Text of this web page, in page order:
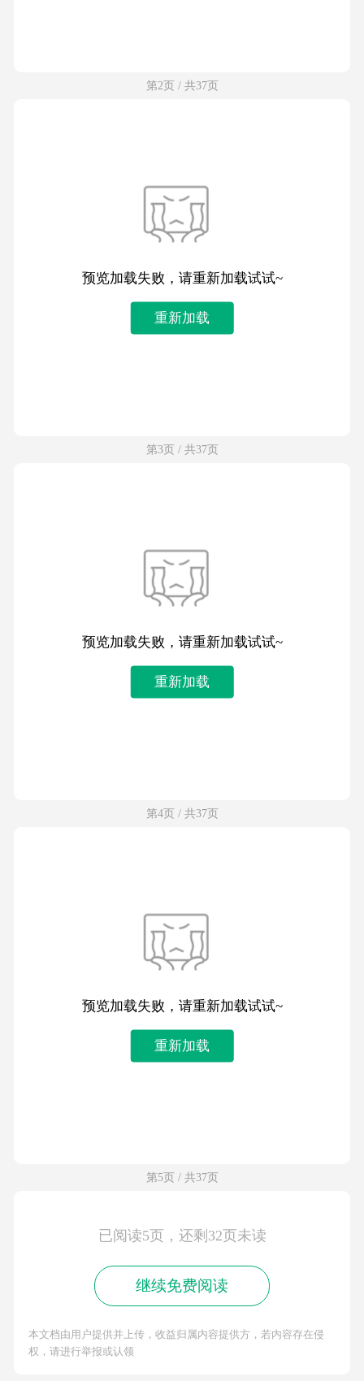
第2页 / 共37页
预览加载失败，请重新加载试试~
重新加载
第3页 / 共37页
预览加载失败，请重新加载试试~
重新加载
第4页 / 共37页
预览加载失败，请重新加载试试~
重新加载
第5页 / 共37页
已阅读5页，还剩32页未读
继续免费阅读
本文档由用户提供并上传，收益归属内容提供方，若内容存在侵
权，请进行举报或认领